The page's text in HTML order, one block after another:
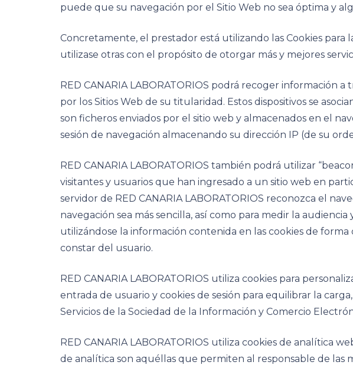
puede que su navegación por el Sitio Web no sea óptima y
Concretamente, el prestador está utilizando las Cookies
utilizase otras con el propósito de otorgar más y mejores
RED CANARIA LABORATORIOS podrá recoger información
por los Sitios Web de su titularidad. Estos dispositivos se
son ficheros enviados por el sitio web y almacenados en el
sesión de navegación almacenando su dirección IP (de su
RED CANARIA LABORATORIOS también podrá utilizar
visitantes y usuarios que han ingresado a un sitio web en
servidor de RED CANARIA LABORATORIOS reconozca el
navegación sea más sencilla, así como para medir la
utilizándose la información contenida en las cookies de
constar del usuario.
RED CANARIA LABORATORIOS utiliza cookies para
entrada de usuario y cookies de sesión para equilibrar la
Servicios de la Sociedad de la Información y Comercio
RED CANARIA LABORATORIOS utiliza cookies de analítica
de analítica son aquéllas que permiten al responsable de las